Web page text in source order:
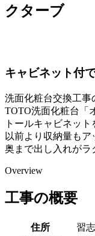
クターブ
キャビネット付
洗面化粧台交換工事
TOTO洗面化粧台「
トールキャビネッ
以前より収納量も
奥まで出し入れがラ
Overview
工事の概要
住所
習